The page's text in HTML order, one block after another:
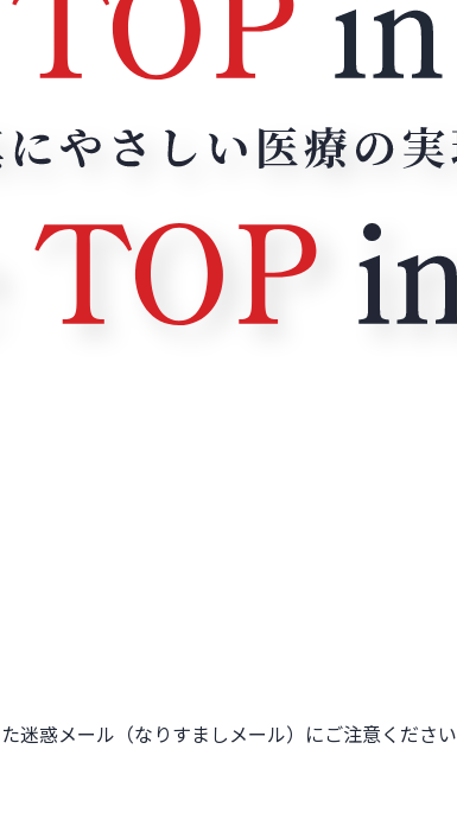
迷惑メール（なりすましメール）にご注意ください